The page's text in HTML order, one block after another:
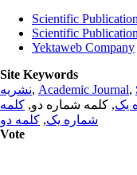
Scientific
Scientific
Yektaweb Company
Site Keywords
نشریه, Academic Journal,
یک, کلمه شماره دو, کلمه
شماره یک, کلمه دو
Vote